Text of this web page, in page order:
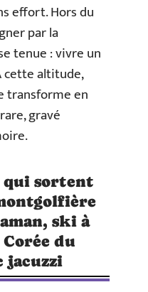
effort. Hors du
par la
tenue : vivre un
cette altitude,
transforme en
gravé
qui sortent
ski à
du
jacuzzi